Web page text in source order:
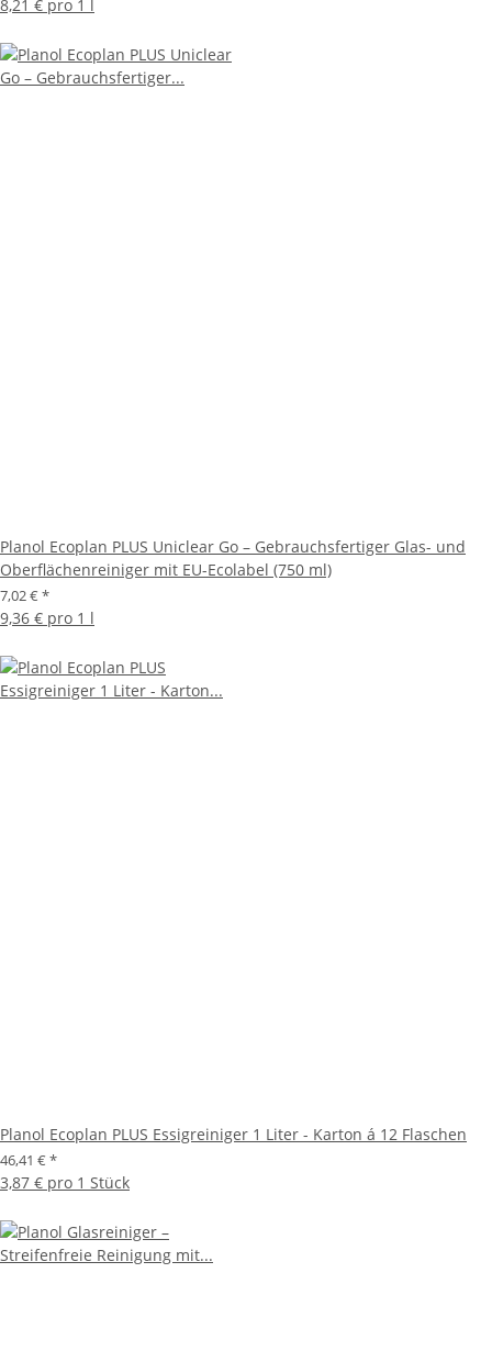
8,21 € pro 1 l
Planol Ecoplan PLUS Uniclear Go – Gebrauchsfertiger Glas- und
Oberflächenreiniger mit EU-Ecolabel (750 ml)
7,02 € *
9,36 € pro 1 l
Planol Ecoplan PLUS Essigreiniger 1 Liter - Karton á 12 Flaschen
46,41 € *
3,87 € pro 1 Stück